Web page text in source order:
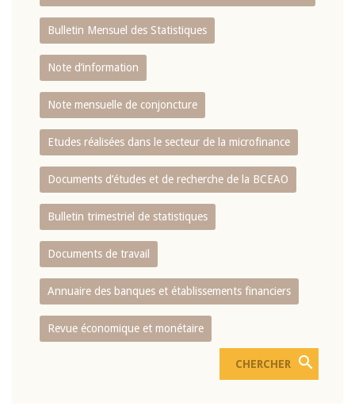
Bulletin Mensuel des Statistiques
Note d’information
Note mensuelle de conjoncture
Etudes réalisées dans le secteur de la microfinance
Documents d’études et de recherche de la BCEAO
Bulletin trimestriel de statistiques
Documents de travail
Annuaire des banques et établissements financiers
Revue économique et monétaire